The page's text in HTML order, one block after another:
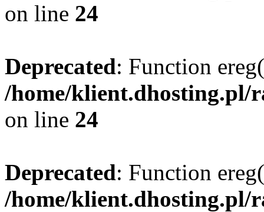
on line 24
Deprecated: Function
/home/klient.dhosting.pl/
on line 24
Deprecated: Function
/home/klient.dhosting.pl/